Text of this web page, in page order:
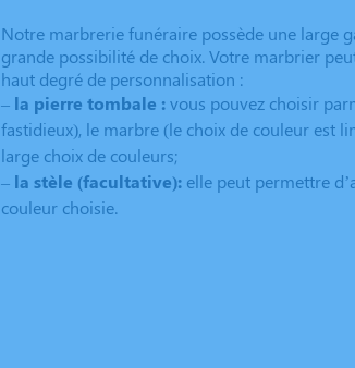
Notre marbrerie funéraire possède une large
grande possibilité de choix. Votre marbrier
haut degré de personnalisation :
– la pierre tombale :vous pouvez choisir
fastidieux), le marbre (le choix de couleur est
large choix de couleurs;
– la stèle (facultative): elle peut permettre
couleur choisie.